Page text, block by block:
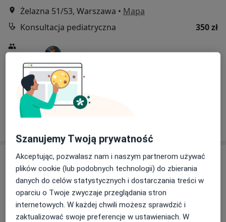
Żelazna 51/53, Warszawa • Mapa
Konsultacja pediatryczna
350 zł
lek. Anna Tarasiuk
pediatra
Pokaż profil
Szanujemy Twoją prywatność
Akceptując, pozwalasz nam i naszym partnerom używać
plików cookie (lub podobnych technologii) do zbierania
danych do celów statystycznych i dostarczania treści w
oparciu o Twoje zwyczaje przeglądania stron
internetowych. W każdej chwili możesz sprawdzić i
zaktualizować swoje preferencje w ustawieniach. W